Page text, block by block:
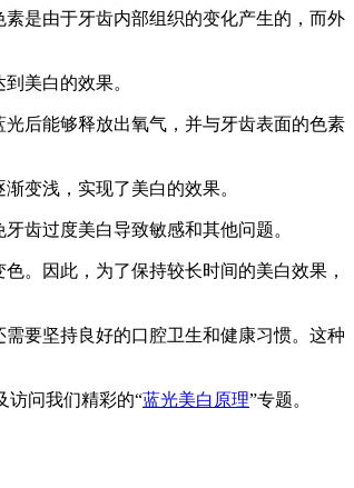
是由于牙齿内部组织的变化产生的，而外
美白的效果。
后能够释放出氧气，并与牙齿表面的色素
变浅，实现了美白的效果。
齿过度美白导致敏感和其他问题。
。因此，为了保持较长时间的美白效果，
要坚持良好的口腔卫生和健康习惯。这种
访问我们精彩的“蓝光美白原理”专题。